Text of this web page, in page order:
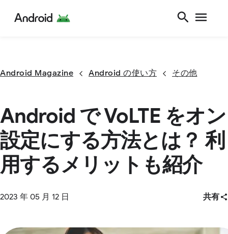
Android Magazine Android の使い方 その他
Android で VoLTE をオン
設定にする方法とは？ 利
用するメリットも紹介
2023 年 05 月 12 日 共有